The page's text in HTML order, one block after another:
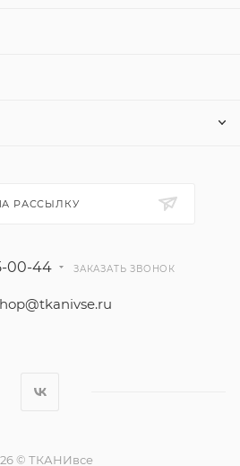
РАССЫЛКУ
00-44 ЗАКАЗАТЬ ЗВОНОК
© ТКАНИвсе